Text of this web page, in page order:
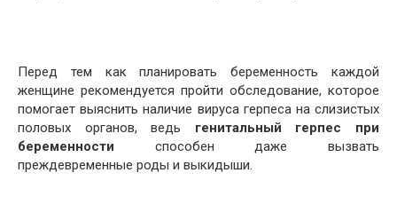
Перед тем как планировать беременность каждой
женщине рекомендуется пройти обследование, которое
помогает выяснить наличие вируса герпеса на слизистых
половых органов, ведь генитальный герпес при
беременности способен даже вызвать
преждевременные роды и выкидыши.